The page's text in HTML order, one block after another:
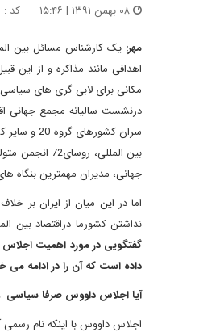
کد : ۱۹۱۲۰۹۶
مهر: یک کارشناس مسائل بین
اهدافی مانند مذاکره و از این
مکانی برای لابی گری های
جهانی، مدیران مهمترین بنگاه
اما در این میان از ایران بر
نداشتن کشورما دراقتصاد بین
گفتگویی در مورد اهمیت
داده است که آن را در ادامه می
آیا اجلاس داووس صرفا